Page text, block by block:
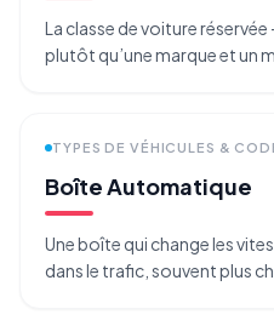
La classe de voiture
plutôt qu’une marque et un
TYPES DE VÉHICULES &
Boîte Automatique
Une boîte qui change les
dans le trafic, souvent plus